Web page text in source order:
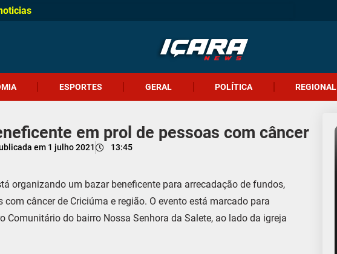
ESPORTES GERAL POLÍTICA REGIONAL
em prol de pessoas com câncer
em 1 julho 2021 13:45
organizando um bazar beneficente para arrecadação de fundos,
câncer de Criciúma e região. O evento está marcado para
Comunitário do bairro Nossa Senhora da Salete, ao lado da igreja